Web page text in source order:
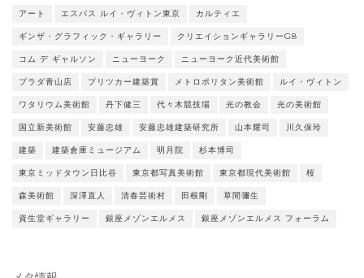
アート エスパス ルイ・ヴィトン東京 カルティエ
ギンザ・グラフィック・ギャラリー クリエイションギャラリーG8
コム デ ギャルソン ニューヨーク ニューヨーク近代美術館
プラダ青山店 プリツカー建築賞 メトロポリタン美術館 ルイ・ヴィトン
ワタリウム美術館 丹下健三 代々木競技場 光の教会 光の美術館
国立新美術館 安藤忠雄 安藤忠雄建築研究所 山本耀司 川久保玲
建築 建築倉庫ミュージアム 明月院 杉本博司
東京ミッドタウン日比谷 東京都写真美術館 東京都現代美術館 桜
森美術館 深澤直人 清春芸術村 田根剛 草間彌生
資生堂ギャラリー 銀座メゾンエルメス 銀座メゾンエルメス フォーラム